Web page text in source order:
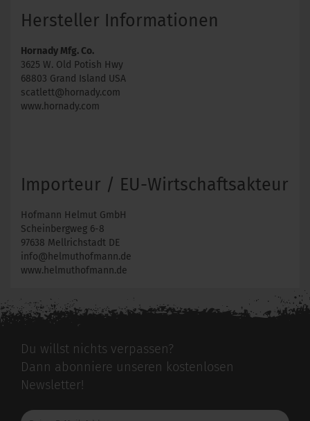
Hersteller Informationen
Hornady Mfg. Co.
3625 W. Old Potish Hwy
68803 Grand Island USA
scatlett@hornady.com
www.hornady.com
Importeur / EU-Wirtschaftsakteur
Hofmann Helmut GmbH
Scheinbergweg 6-8
97638 Mellrichstadt DE
info@helmuthofmann.de
www.helmuthofmann.de
Du willst nichts verpassen?
Dann abonniere unseren kostenlosen
Newsletter!
Deine